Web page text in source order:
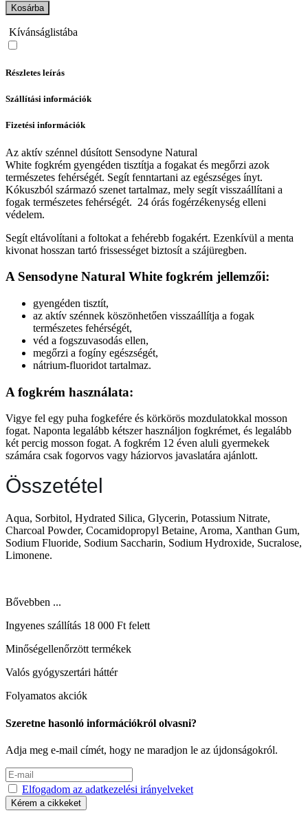
Kosárba
Kívánságlistába
Részletes leírás
Szállítási információk
Fizetési információk
Az aktív szénnel dúsított Sensodyne Natural
White fogkrém gyengéden tisztítja a fogakat és megőrzi azok
természetes fehérségét. Segít fenntartani az egészséges ínyt.
Kókuszból származó szenet tartalmaz, mely segít visszaállítani a
fogak természetes fehérségét. 24 órás fogérzékenység elleni
védelem.
Segít eltávolítani a foltokat a fehérebb fogakért. Ezenkívül a menta
kivonat hosszan tartó frissességet biztosít a szájüregben.
A Sensodyne Natural White fogkrém jellemzői:
gyengéden tisztít,
az aktív szénnek köszönhetően visszaállítja a fogak
természetes fehérségét,
véd a fogszuvasodás ellen,
megőrzi a fogíny egészségét,
nátrium-fluoridot tartalmaz.
A fogkrém használata:
Vigye fel egy puha fogkefére és körkörös mozdulatokkal mosson
fogat. Naponta legalább kétszer használjon fogkrémet, és legalább
két percig mosson fogat. A fogkrém 12 éven aluli gyermekek
számára csak fogorvos vagy háziorvos javaslatára ajánlott.
Összetétel
Aqua, Sorbitol, Hydrated Silica, Glycerin, Potassium Nitrate,
Charcoal Powder, Cocamidopropyl Betaine, Aroma, Xanthan Gum,
Sodium Fluoride, Sodium Saccharin, Sodium Hydroxide, Sucralose,
Limonene.
Bővebben ...
Ingyenes szállítás 18 000 Ft felett
Minőségellenőrzött termékek
Valós gyógyszertári háttér
Folyamatos akciók
Szeretne hasonló információkról olvasni?
Adja meg e-mail címét, hogy ne maradjon le az újdonságokról.
Elfogadom az adatkezelési irányelveket
Kérem a cikkeket